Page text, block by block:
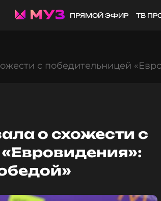
ПРЯМОЙ ЭФИР ТВ
с победительницей
о схожести с